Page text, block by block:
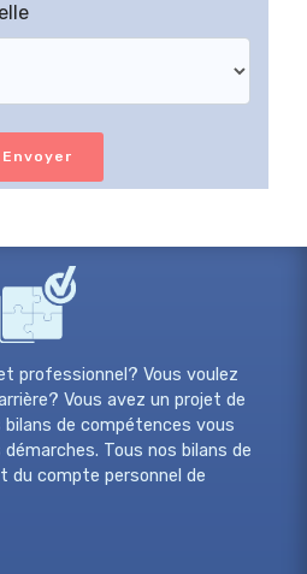
Envoyer
professionnel? Vous voulez
Vous avez un projet de
de compétences vous
Tous nos bilans de
du compte personnel de